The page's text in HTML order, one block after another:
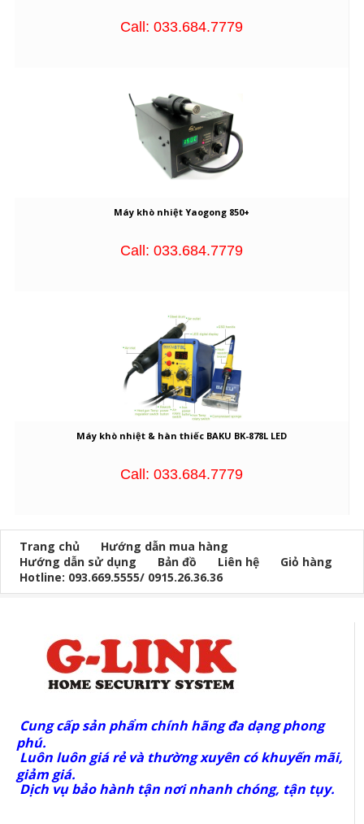
Call: 033.684.7779
Máy khò nhiệt Yaogong 850+
Call: 033.684.7779
Máy khò nhiệt & hàn thiếc BAKU BK-878L LED
Call: 033.684.7779
Trang chủ
Hướng dẫn mua hàng
Hướng dẫn sử dụng
Bản đồ Liên hệ
Giỏ hàng
Hotline: 093.669.5555/ 0915.26.36.36
Cung cấp sản phẩm chính hãng đa dạng phong
phú.
Luôn luôn giá rẻ và thường xuyên có khuyến mãi,
giảm giá.
Dịch vụ bảo hành tận nơi nhanh chóng, tận tụy.